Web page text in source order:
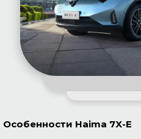
Особенности Haima 7X-E